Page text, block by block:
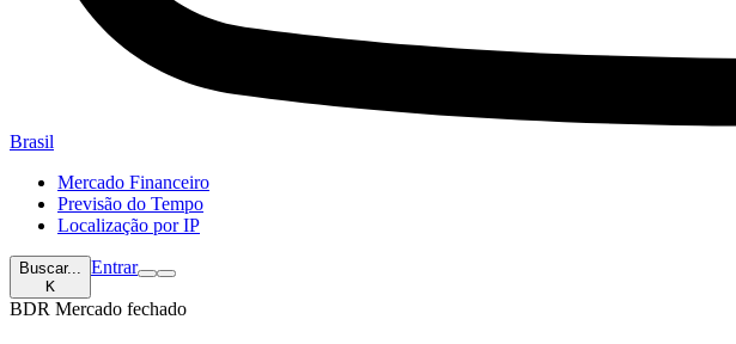
Brasil
Mercado Financeiro
Previsão do Tempo
Localização por IP
Buscar...
K
Entrar
BDR Mercado fechado